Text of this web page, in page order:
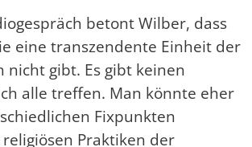
betont Wilber, dass
eine transzendente Einheit der
nicht gibt. Es gibt keinen
alle treffen. Man könnte eher
Fixpunkten
Praktiken der